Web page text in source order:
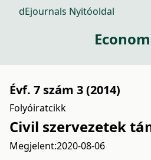
dEjournals Nyitóoldal
Évf. 7 szám 3 (2014)
Folyóiratcikk
Civil szervezetek
Megjelent:2020-08-06